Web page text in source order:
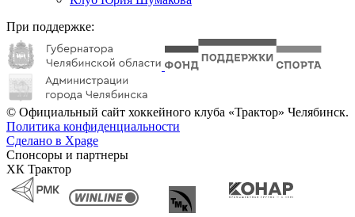
При поддержке:
© Официальный сайт хоккейного клуба «Трактор» Челябинск.
Политика конфиденциальности
Сделано в Xpage
Спонсоры и партнеры
ХК Трактор